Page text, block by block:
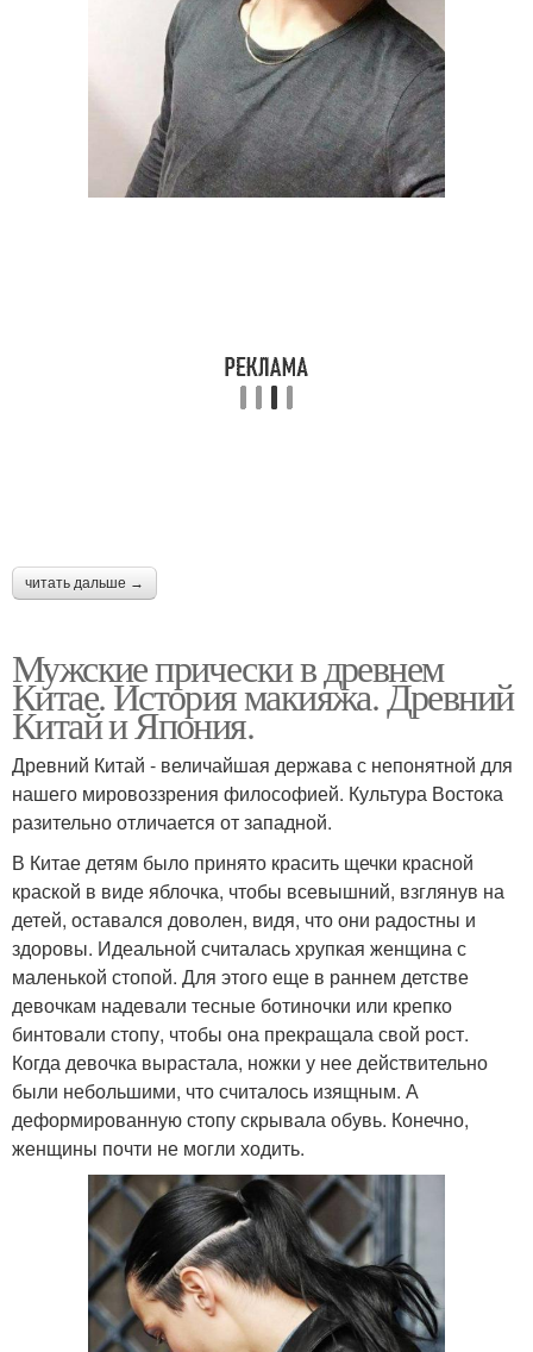
читать дальше →
Мужские прически в древнем
Китае. История макияжа. Древний
Китай и Япония.
Древний Китай - величайшая держава с непонятной для
нашего мировоззрения философией. Культура Востока
разительно отличается от западной.
В Китае детям было принято красить щечки красной
краской в виде яблочка, чтобы всевышний, взглянув на
детей, оставался доволен, видя, что они радостны и
здоровы. Идеальной считалась хрупкая женщина с
маленькой стопой. Для этого еще в раннем детстве
девочкам надевали тесные ботиночки или крепко
бинтовали стопу, чтобы она прекращала свой рост.
Когда девочка вырастала, ножки у нее действительно
были небольшими, что считалось изящным. А
деформированную стопу скрывала обувь. Конечно,
женщины почти не могли ходить.